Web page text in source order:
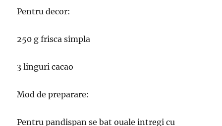
Pentru decor:
250 g frisca simpla
3 linguri cacao
Mod de preparare:
Pentru pandispan se bat ouale intregi cu